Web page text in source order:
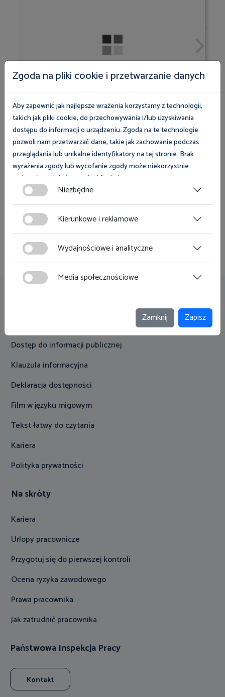
Otwórz link
Przydatne linki
Dostęp do informacji publicznej
Klauzula informacyjna
Deklaracja dostępności
Film w języku migowym
Tekst łatwy do czytania
Kariera
Polityka prywatności
Na skróty
Kariera
Urlopy pracownicze
Przygotuj się do pierwszej kontroli
Ocena ryzyka zawodowego
Prawa pracownika
Jak zatrudnić pracownika
Państwowa Inspekcja Pracy
Kontakt
Zgoda na pliki cookie i przetwarzanie danych
Aby zapewnić jak najlepsze wrażenia korzystamy z technologii,
takich jak pliki cookie, do przechowywania i/lub uzyskiwania
dostępu do informacji o urządzeniu. Zgoda na te technologie
pozwoli nam przetwarzać dane, takie jak zachowanie podczas
przeglądania lub unikalne identyfikatory na tej stronie. Brak
wyrażenia zgody lub wycofanie zgody może niekorzystnie
wpłynąć na niektóre cechy i funkcje.
Zgoda na pliki cookies jest dobrowolna i można ją wycofać lub
zmodyfikować w dowolnym momencie klikając w przycisk
ciasteczka w lewym dolnym rogu strony. Więcej informacji
znajdziesz w
Niezbędne
Kierunkowe i reklamowe
Wydajnościowe i analityczne
Media społecznościowe
Zamknij Zapisz